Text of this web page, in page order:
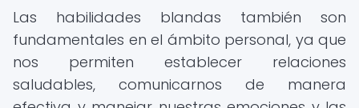
Las habilidades blandas también son
fundamentales en el ámbito personal, ya que
nos permiten establecer relaciones
saludables, comunicarnos de manera